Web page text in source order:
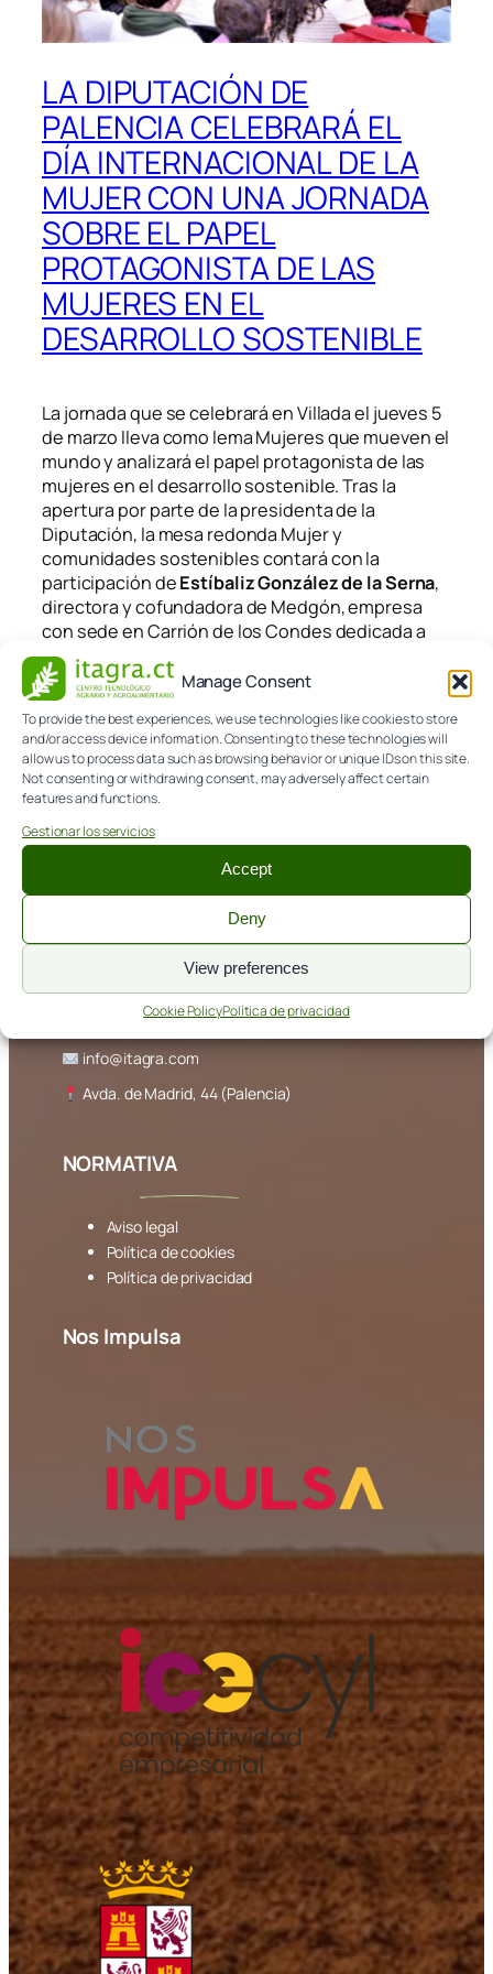
Manage Consent
To provide the best experiences, we use technologies like cookies to store
and/or access device information. Consenting to these technologies will
allow us to process data such as browsing behavior or unique IDs on this site.
Not consenting or withdrawing consent, may adversely affect certain
features and functions.
Gestionar los servicios
Accept
Deny
View preferences
Cookie PolicyPolítica de privacidad
LA DIPUTACIÓN DE
PALENCIA CELEBRARÁ EL
DÍA INTERNACIONAL DE LA
MUJER CON UNA JORNADA
SOBRE EL PAPEL
PROTAGONISTA DE LAS
MUJERES EN EL
DESARROLLO SOSTENIBLE
La jornada que se celebrará en Villada el jueves 5
de marzo lleva como lema Mujeres que mueven el
mundo y analizará el papel protagonista de las
mujeres en el desarrollo sostenible. Tras la
apertura por parte de la presidenta de la
Diputación, la mesa redonda Mujer y
comunidades sosteniblescontará con la
participación deEstíbaliz González de la Serna,
directora y cofundadora de Medgón, empresa
con sede en Carrión de los Condes dedicada a
las viviendas de alta eficiencia
energética;Minerva Archaga, gerente de la
empresa de ecoturismo Gea Forestal;
director del Itagra.CT (Centro Tecnológico
Agrario y Agroalimentario) yMercedes Cófreces,
gerente del Consorcio Provincial de Residuos.
979 108 303
info@itagra.com
Avda. de Madrid, 44 (Palencia)
NORMATIVA
Aviso legal
Política de cookies
Política de privacidad
Nos Impulsa